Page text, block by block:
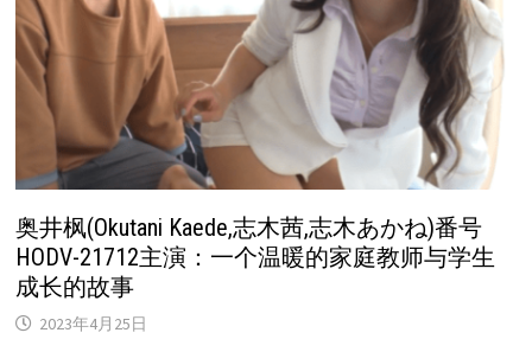
奥井枫(Okutani Kaede,志木茜,志木あかね)番号
HODV-21712主演：一个温暖的家庭教师与学生
成长的故事
2023年4月25日